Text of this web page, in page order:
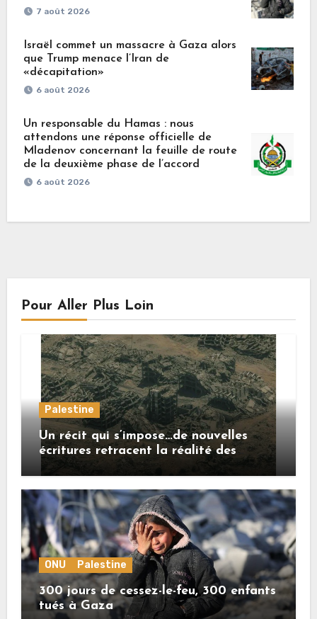
7 août 2026
Israël commet un massacre à Gaza alors
que Trump menace l’Iran de
«décapitation»
6 août 2026
Un responsable du Hamas : nous
attendons une réponse officielle de
Mladenov concernant la feuille de route
de la deuxième phase de l’accord
6 août 2026
Pour Aller Plus Loin
Palestine
Un récit qui s’impose…de nouvelles
écritures retracent la réalité des
crimes sionistes à Gaza
ONU Palestine
300 jours de cessez-le-feu, 300 enfants
tués à Gaza